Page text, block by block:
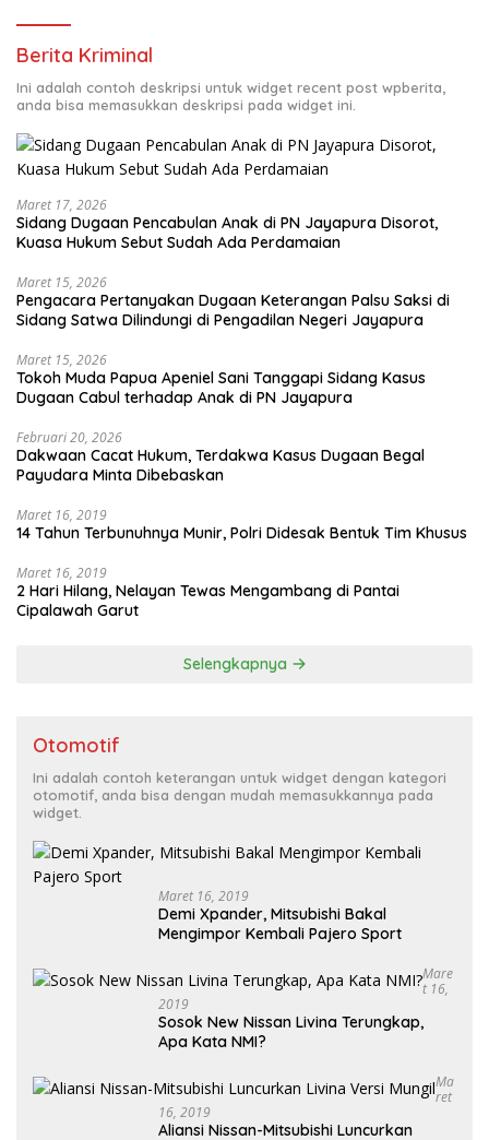
Berita Kriminal
Ini adalah contoh deskripsi untuk widget recent post wpberita,
anda bisa memasukkan deskripsi pada widget ini.
Maret 17, 2026
Sidang Dugaan Pencabulan Anak di PN Jayapura Disorot,
Kuasa Hukum Sebut Sudah Ada Perdamaian
Maret 15, 2026
Pengacara Pertanyakan Dugaan Keterangan Palsu Saksi di
Sidang Satwa Dilindungi di Pengadilan Negeri Jayapura
Maret 15, 2026
Tokoh Muda Papua Apeniel Sani Tanggapi Sidang Kasus
Dugaan Cabul terhadap Anak di PN Jayapura
Februari 20, 2026
Dakwaan Cacat Hukum, Terdakwa Kasus Dugaan Begal
Payudara Minta Dibebaskan
Maret 16, 2019
14 Tahun Terbunuhnya Munir, Polri Didesak Bentuk Tim Khusus
Maret 16, 2019
2 Hari Hilang, Nelayan Tewas Mengambang di Pantai
Cipalawah Garut
Selengkapnya
Otomotif
Ini adalah contoh keterangan untuk widget dengan kategori
otomotif, anda bisa dengan mudah memasukkannya pada
widget.
Maret 16, 2019
Demi Xpander, Mitsubishi Bakal
Mengimpor Kembali Pajero Sport
Mare
T 16,
2019
Sosok New Nissan Livina Terungkap,
Apa Kata NMI?
Ma
Ret
16, 2019
Aliansi Nissan-Mitsubishi Luncurkan